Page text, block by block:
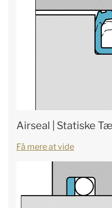
Airseal | Statiske
Få mere at vide